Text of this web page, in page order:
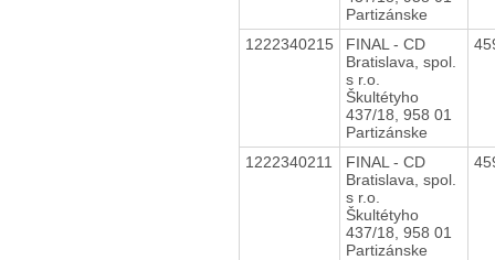
Partizánske
1222340215
FINAL - CD
Bratislava, spol.
s r.o.
Škultétyho
437/18, 958 01
Partizánske
1222340211
FINAL - CD
Bratislava, spol.
s r.o.
Škultétyho
437/18, 958 01
Partizánske